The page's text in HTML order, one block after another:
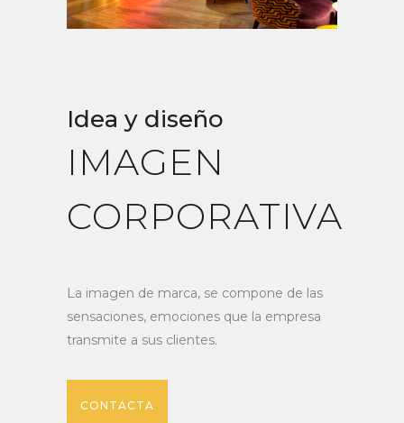
Idea y diseño
IMAGEN
CORPORATIVA
La imagen de marca, se compone de las
sensaciones, emociones que la empresa
transmite a sus clientes.
CONTACTA